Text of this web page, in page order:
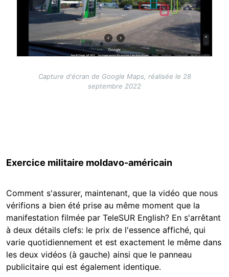
Capture d'écran de Google Maps, réalisée le 28
septembre 2022
Exercice militaire moldavo-américain
Comment s'assurer, maintenant, que la vidéo que nous
vérifions a bien été prise au même moment que la
manifestation filmée par TeleSUR English? En s'arrêtant
à deux détails clefs: le prix de l'essence affiché, qui
varie quotidiennement et est exactement le même dans
les deux vidéos (à gauche) ainsi que le panneau
publicitaire qui est également identique.